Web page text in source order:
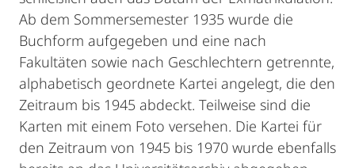
Ab dem Sommersemester 1935 wurde die
Buchform aufgegeben und eine nach
Fakultäten sowie nach Geschlechtern getrennte,
alphabetisch geordnete Kartei angelegt, die den
Zeitraum bis 1945 abdeckt. Teilweise sind die
Karten mit einem Foto versehen. Die Kartei für
den Zeitraum von 1945 bis 1970 wurde ebenfalls